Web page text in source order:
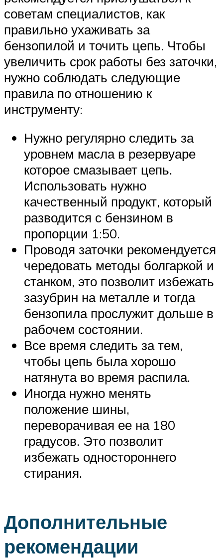
советам специалистов, как
правильно ухаживать за
бензопилой и точить цепь. Чтобы
увеличить срок работы без заточки,
нужно соблюдать следующие
правила по отношению к
инструменту:
Нужно регулярно следить за
уровнем масла в резервуаре
которое смазывает цепь.
Использовать нужно
качественный продукт, который
разводится с бензином в
пропорции 1:50.
Проводя заточки рекомендуется
чередовать методы болгаркой и
станком, это позволит избежать
зазубрин на металле и тогда
бензопила прослужит дольше в
рабочем состоянии.
Все время следить за тем,
чтобы цепь была хорошо
натянута во время распила.
Иногда нужно менять
положение шины,
переворачивая ее на 180
градусов. Это позволит
избежать одностороннего
стирания.
Дополнительные
рекомендации